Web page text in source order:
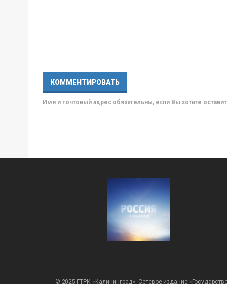
Имя и почтовый адрес обязательны, если Вы хотите
© 2025 ГТРК «Калининград». Сетевое издание